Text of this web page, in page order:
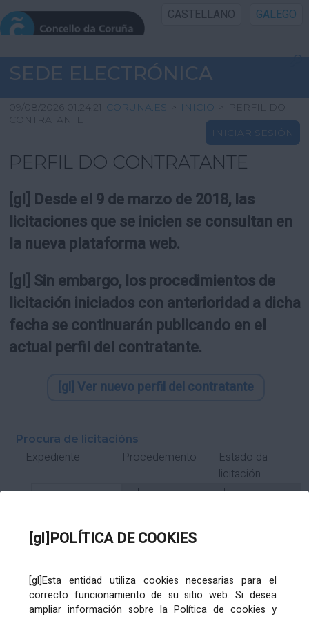
[gl]POLÍTICA DE COOKIES
[gl]Esta entidad utiliza cookies necesarias para el
correcto funcionamiento de su sitio web. Si desea
ampliar información sobre la Política de cookies y
CASTELLANO GALEGO
INICIO SEDE
INICIO
INFORMACIÓN PÚBLICA
UTILIDADES
SEDE ELECTRÓNICA
09/08/2026 01:24:21 CORUNA.ES > INICIO > PERFIL DO
CONTRATANTE
INICIAR SESIÓN
PERFIL DO CONTRATANTE
[gl] Desde el 9 de marzo de 2018, las
licitaciones que se inicien se consultan en
la nueva plataforma web.
[gl] Sin embargo, los procedimientos de
licitación iniciados con anterioridad a dicha
fecha se continuarán publicando en el
actual perfil del contratante.
[gl] Ver nuevo perfil del contratante
Procura de licitacións
Expediente Procedemento
Estado da
licitación
Subcontrato Tramitación
Órgano de contratación Título